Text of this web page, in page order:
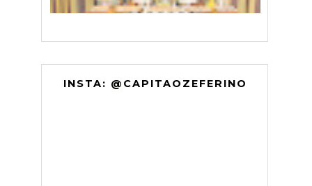
INSTA: @CAPITAOZEFERINO